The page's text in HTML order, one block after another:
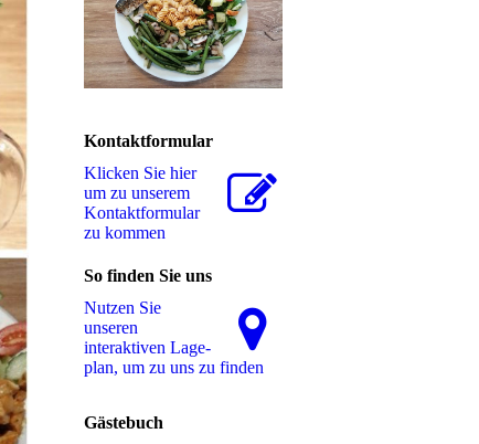
Kontaktformular
Klicken Sie hier
um zu unserem
Kon­takt­for­mu­lar
zu kommen
So finden Sie uns
Nutzen Sie
unseren
interaktiven La­ge­
plan, um zu uns zu finden
Gästebuch